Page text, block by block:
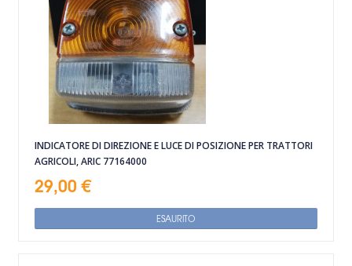
INDICATORE DI DIREZIONE E LUCE DI POSIZIONE PER TRATTORI
AGRICOLI, ARIC 77164000
29,00 €
ESAURITO